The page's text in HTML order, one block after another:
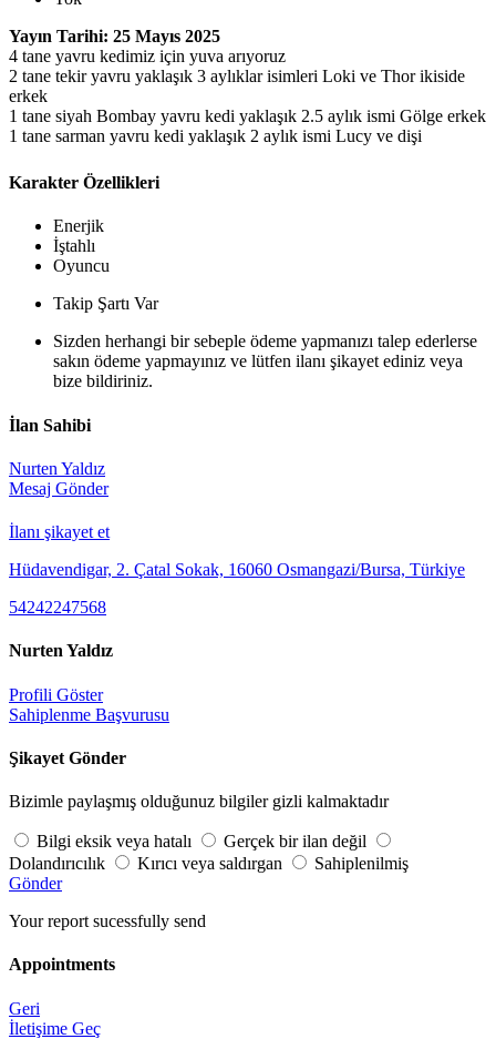
Yayın Tarihi: 25 Mayıs 2025
4 tane yavru kedimiz için yuva arıyoruz
2 tane tekir yavru yaklaşık 3 aylıklar isimleri Loki ve Thor ikiside
erkek
1 tane siyah Bombay yavru kedi yaklaşık 2.5 aylık ismi Gölge erkek
1 tane sarman yavru kedi yaklaşık 2 aylık ismi Lucy ve dişi
Karakter Özellikleri
Enerjik
İştahlı
Oyuncu
Takip Şartı Var
Sizden herhangi bir sebeple ödeme yapmanızı talep ederlerse
sakın ödeme yapmayınız ve lütfen ilanı şikayet ediniz veya
bize bildiriniz.
İlan Sahibi
Nurten Yaldız
Mesaj Gönder
İlanı şikayet et
Hüdavendigar, 2. Çatal Sokak, 16060 Osmangazi/Bursa, Türkiye
54242247568
Nurten Yaldız
Profili Göster
Sahiplenme Başvurusu
Şikayet Gönder
Bizimle paylaşmış olduğunuz bilgiler gizli kalmaktadır
Bilgi eksik veya hatalı
Gerçek bir ilan değil
Dolandırıcılık
Kırıcı veya saldırgan
Sahiplenilmiş
Gönder
Your report sucessfully send
Appointments
Geri
İletişime Geç